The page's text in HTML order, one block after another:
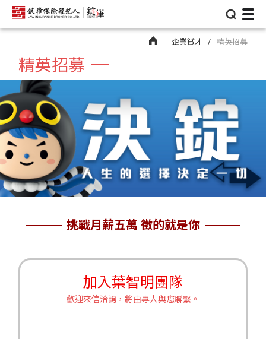
⌕
企業徵才 精英招募
精英招募
挑戰月薪五萬 徵的就是你
加入葉智明團隊
歡迎來信洽詢，將由專人與您聯繫。